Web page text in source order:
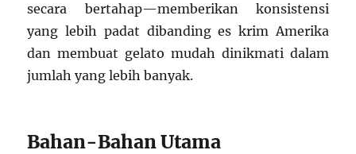
secara bertahap—memberikan konsistensi
yang lebih padat dibanding es krim Amerika
dan membuat gelato mudah dinikmati dalam
jumlah yang lebih banyak.
Bahan-Bahan Utama